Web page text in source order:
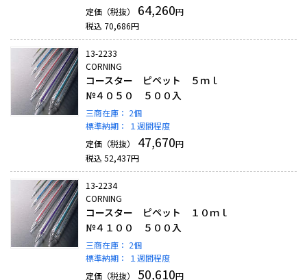
定価（税抜）
64,260円
税込 70,686円
13-2233
CORNING
コースター ピペット ５ｍｌ
№４０５０ ５００入
三商在庫： 2個
標準納期：
１週間程度
定価（税抜）
47,670円
税込 52,437円
13-2234
CORNING
コースター ピペット １０ｍｌ
№４１００ ５００入
三商在庫： 2個
標準納期：
１週間程度
定価（税抜）
50,610円